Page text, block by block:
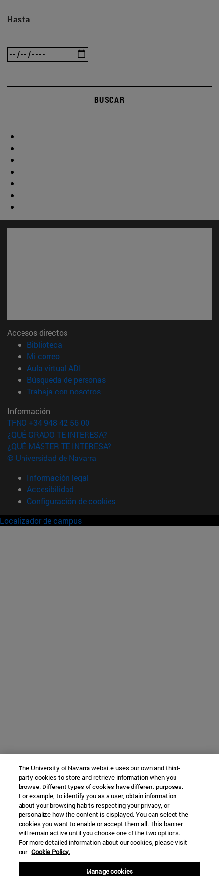
Hasta
BUSCAR
Accesos directos
Biblioteca
Mi correo(abre en nueva ventana)
Aula virtual ADI
Búsqueda de personas(abre en nueva ventana)
Trabaja con nosotros(abre en nueva ventana)
Información
TFNO +34 948 42 56 00
¿QUÉ GRADO TE INTERESA?
¿QUÉ MÁSTER TE INTERESA?
© Universidad de Navarra
Información legal
Accesibilidad
Configuración de cookies
Localizador de campus
The University of Navarra website uses our own and third-
party cookies to store and retrieve information when you
browse. Different types of cookies have different purposes.
For example, to identify you as a user, obtain information
about your browsing habits respecting your privacy, or
personalize how the content is displayed. You can select the
cookies you want to enable or accept them all. This banner
will remain active until you choose one of the two options.
For more detailed information about our cookies, please visit
our Cookie Policy.
Manage cookies